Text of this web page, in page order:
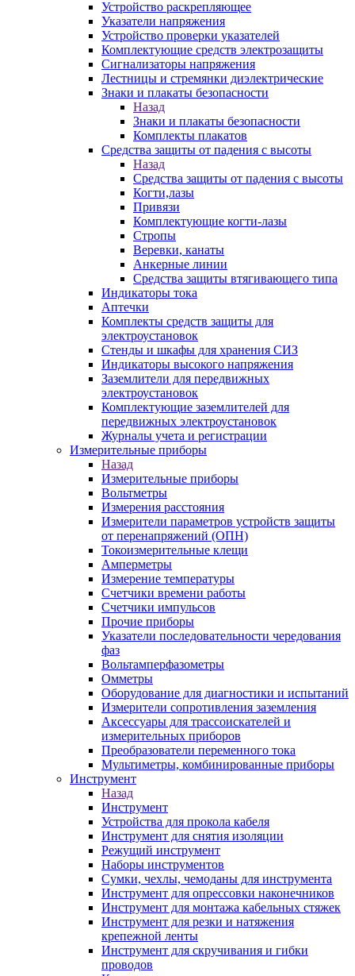
Устройство раскрепляющее
Указатели напряжения
Устройство проверки указателей
Комплектующие средств электрозащиты
Сигнализаторы напряжения
Лестницы и стремянки диэлектрические
Знаки и плакаты безопасности
Назад
Знаки и плакаты безопасности
Комплекты плакатов
Средства защиты от падения с высоты
Назад
Средства защиты от падения с высоты
Когти,лазы
Привязи
Комплектующие когти-лазы
Стропы
Веревки, канаты
Анкерные линии
Средства защиты втягивающего типа
Индикаторы тока
Аптечки
Комплекты средств защиты для
электроустановок
Стенды и шкафы для хранения СИЗ
Индикаторы высокого напряжения
Заземлители для передвижных
электроустановок
Комплектующие заземлителей для
передвижных электроустановок
Журналы учета и регистрации
Измерительные приборы
Назад
Измерительные приборы
Вольтметры
Измерения расстояния
Измерители параметров устройств защиты
от перенапряжений (ОПН)
Токоизмерительные клещи
Амперметры
Измерение температуры
Счетчики времени работы
Счетчики импульсов
Прочие приборы
Указатели последовательности чередования
фаз
Вольтамперфазометры
Омметры
Оборудование для диагностики и испытаний
Измерители сопротивления заземления
Аксессуары для трассоискателей и
измерительных приборов
Преобразователи переменного тока
Мультиметры, комбинированные приборы
Инструмент
Назад
Инструмент
Устройства для прокола кабеля
Инструмент для снятия изоляции
Режущий инструмент
Наборы инструментов
Сумки, чехлы, чемоданы для инструмента
Инструмент для опрессовки наконечников
Инструмент для монтажа кабельных стяжек
Инструмент для резки и натяжения
крепежной ленты
Инструмент для скручивания и гибки
проводов